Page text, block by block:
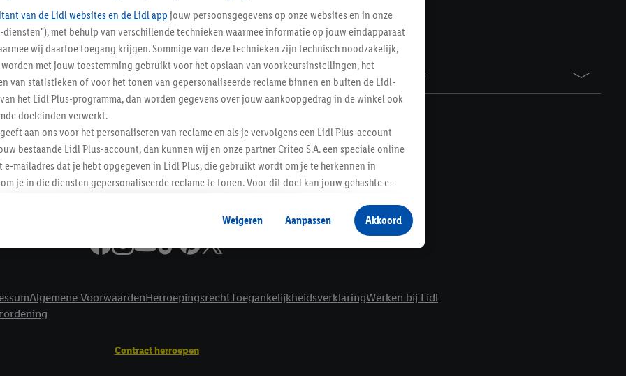
Lidl Nieuwsbrief
Schrijf je in
Informatie Awards
Algemene VoorwaardenHerroepingsrechtToegankelijkheidsverklaringWerken bij Lidl
Contract herroepen
van de Lidl websites en de Lidl app jouw persoonsgegevens op onze websites en in onze
met behulp van verschillende technieken waarmee informatie op jouw eindapparaat
wij daartoe toegang krijgen. Sommige van deze technieken zijn technisch noodzakelijk,
met jouw toestemming gebruikt voor het opslaan van voorkeursinstellingen, het
van statistieken of voor het tonen van gepersonaliseerde reclame binnen en buiten de Lidl-
het Lidl Plus-programma, dan worden gegevens over jouw aankoopgedrag in de winkel ook
doeleinden verwerkt.
aan ons voor het personaliseren van reclame en als je vervolgens een Lidl Plus-account
bestaande Lidl Plus-account, dan kunnen wij en onze partner Criteo S.A. een speciale online
mailadres dat je hebt opgegeven in Lidl Plus, die gebruikt wordt om je te herkennen in
je in die diensten gepersonaliseerde reclame te tonen. Voor dit doel kan jouw gehashte e-
geeft, dan kunnen retargeting advertenties worden weergegeven voor producten waarin je
(bijvoorbeeld door het product in een winkelmandje van een online winkel te plaatsen
andere identifiers of met identifiers waarover Criteo S.A. beschikt, aan jou kunnen worden
instemt. Verder kan je er meer informatie vinden over de gegevensverwerking.
Weigeren Aanpassen Akkoord